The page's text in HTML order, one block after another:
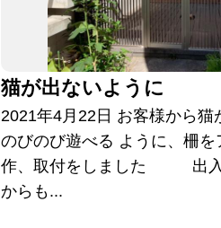
猫が出ないように
2021年4月22日 お客様から猫
のびのび遊べる ように、柵
作、取付をしました 出入
からも...